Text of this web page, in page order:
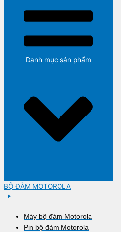
BỘ ĐÀM MOTOROLA
Máy bộ đàm Motorola
Pin bộ đàm Motorola